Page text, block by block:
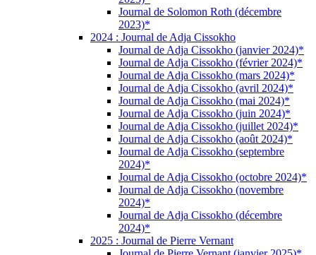
Journal de Solomon Roth (décembre
2023)*
2024 : Journal de Adja Cissokho
Journal de Adja Cissokho (janvier 2024)*
Journal de Adja Cissokho (février 2024)*
Journal de Adja Cissokho (mars 2024)*
Journal de Adja Cissokho (avril 2024)*
Journal de Adja Cissokho (mai 2024)*
Journal de Adja Cissokho (juin 2024)*
Journal de Adja Cissokho (juillet 2024)*
Journal de Adja Cissokho (août 2024)*
Journal de Adja Cissokho (septembre
2024)*
Journal de Adja Cissokho (octobre 2024)*
Journal de Adja Cissokho (novembre
2024)*
Journal de Adja Cissokho (décembre
2024)*
2025 : Journal de Pierre Vernant